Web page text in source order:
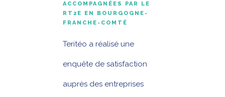
ACCOMPAGNÉES PAR LE
RT2E EN BOURGOGNE-
FRANCHE-COMTÉ
Teritéo a réalisé une
enquête de satisfaction
auprès des entreprises